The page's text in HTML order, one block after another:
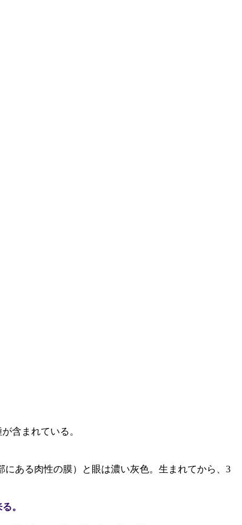
含まれている。
ある肉性の膜）と眼は濃い灰色。生まれてから、3
。